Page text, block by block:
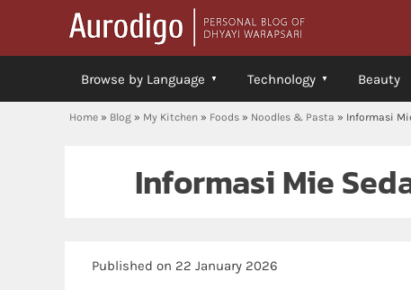
Browse by Language Technology Beauty
Home » Blog » My Kitchen » Foods » Noodles & Pasta » Informasi
Informasi Mie
Published on 22 January 2026